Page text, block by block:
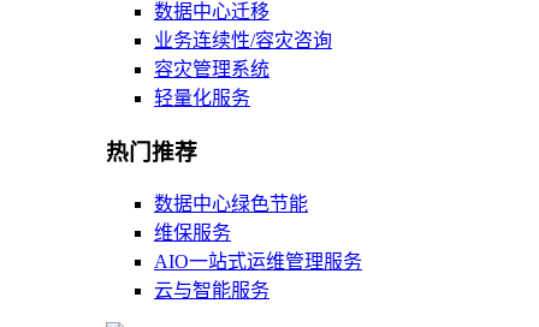
数据中心迁移
业务连续性/容灾咨询
容灾管理系统
轻量化服务
热门推荐
数据中心绿色节能
维保服务
AIO一站式运维管理服务
云与智能服务